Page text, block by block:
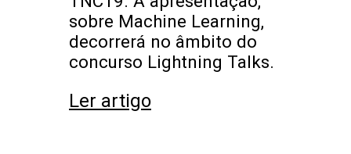
sobre Machine Learning,
decorrerá no âmbito do
concurso Lightning Talks.
Ler artigo